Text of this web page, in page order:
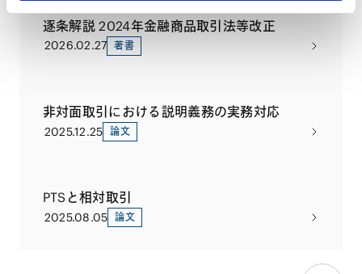
逐条解説 2024年金融商品取引法等改正
2026.02.27 著書
非対面取引における説明義務の実務対応
2025.12.25 論文
PTSと相対取引
2025.08.05 論文